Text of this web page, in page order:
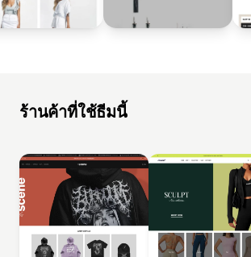
ร้านค้าที่ใช้ธีมนี้